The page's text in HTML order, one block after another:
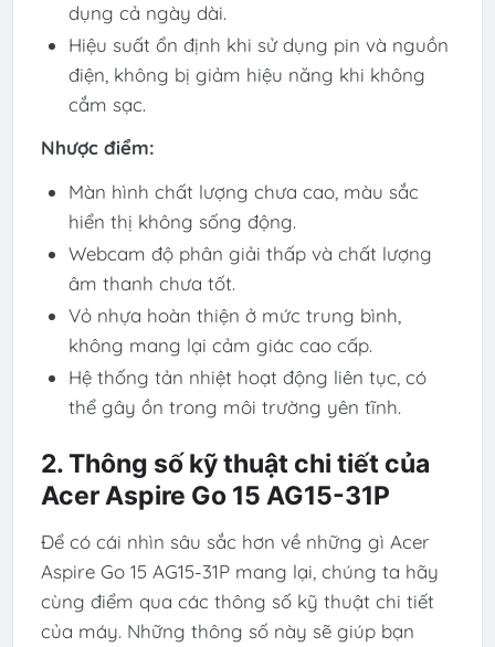
dụng cả ngày dài.
Hiệu suất ổn định khi sử dụng pin và nguồn
điện, không bị giảm hiệu năng khi không
cắm sạc.
Nhược điểm:
Màn hình chất lượng chưa cao, màu sắc
hiển thị không sống động.
Webcam độ phân giải thấp và chất lượng
âm thanh chưa tốt.
Vỏ nhựa hoàn thiện ở mức trung bình,
không mang lại cảm giác cao cấp.
Hệ thống tản nhiệt hoạt động liên tục, có
thể gây ồn trong môi trường yên tĩnh.
2. Thông số kỹ thuật chi tiết của
Acer Aspire Go 15 AG15-31P
Để có cái nhìn sâu sắc hơn về những gì Acer
Aspire Go 15 AG15-31P mang lại, chúng ta hãy
cùng điểm qua các thông số kỹ thuật chi tiết
của máy. Những thông số này sẽ giúp bạn